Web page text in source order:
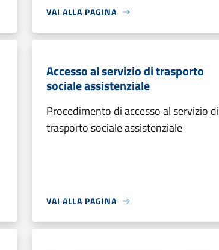
VAI ALLA PAGINA
Accesso al servizio di trasporto
sociale assistenziale
Procedimento di accesso al servizio di
trasporto sociale assistenziale
VAI ALLA PAGINA